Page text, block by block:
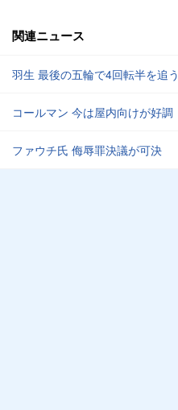
関連ニュース
羽生 最後の五輪で4回転半を追う
コールマン 今は屋内向けが好調
ファウチ氏 侮辱罪決議が可決